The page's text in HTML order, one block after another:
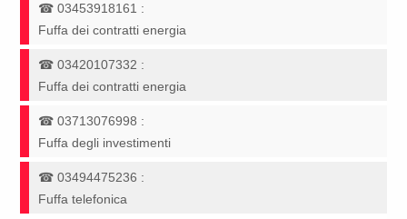
☎03453918161 :
Fuffa dei contratti energia
☎03420107332 :
Fuffa dei contratti energia
☎03713076998 :
Fuffa degli investimenti
☎03494475236 :
Fuffa telefonica